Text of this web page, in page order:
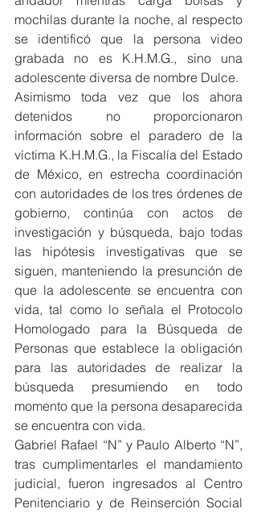
mochilas durante la noche, al respecto
se identificó que la persona video
grabada no es K.H.M.G., sino una
adolescente diversa de nombre Dulce.
Asimismo toda vez que los ahora
detenidos no proporcionaron
información sobre el paradero de la
víctima K.H.M.G., la Fiscalía del Estado
de México, en estrecha coordinación
con autoridades de los tres órdenes de
gobierno, continúa con actos de
investigación y búsqueda, bajo todas
las hipótesis investigativas que se
siguen, manteniendo la presunción de
que la adolescente se encuentra con
vida, tal como lo señala el Protocolo
Homologado para la Búsqueda de
Personas que establece la obligación
para las autoridades de realizar la
búsqueda presumiendo en todo
momento que la persona desaparecida
se encuentra con vida.
Gabriel Rafael “N” y Paulo Alberto “N”,
tras cumplimentarles el mandamiento
judicial, fueron ingresados al Centro
Penitenciario y de Reinserción Social